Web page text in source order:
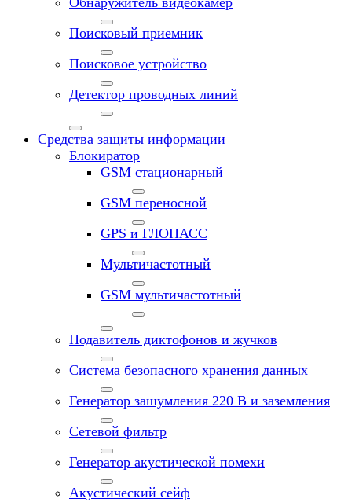
Поисковый приемник
Поисковое устройство
Детектор проводных линий
Средства защиты информации
Блокиратор
GSM стационарный
GSM переносной
GPS и ГЛОНАСС
Мультичастотный
GSM мультичастотный
Подавитель диктофонов и жучков
Система безопасного хранения данных
Генератор зашумления 220 В и заземления
Сетевой фильтр
Генератор акустической помехи
Акустический сейф